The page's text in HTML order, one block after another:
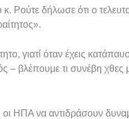
Ρούτε δήλωσε ότι ο
γιατί όταν έχεις
– βλέπουμε τι συνέβη χθες
οι ΗΠΑ να αντιδράσουν